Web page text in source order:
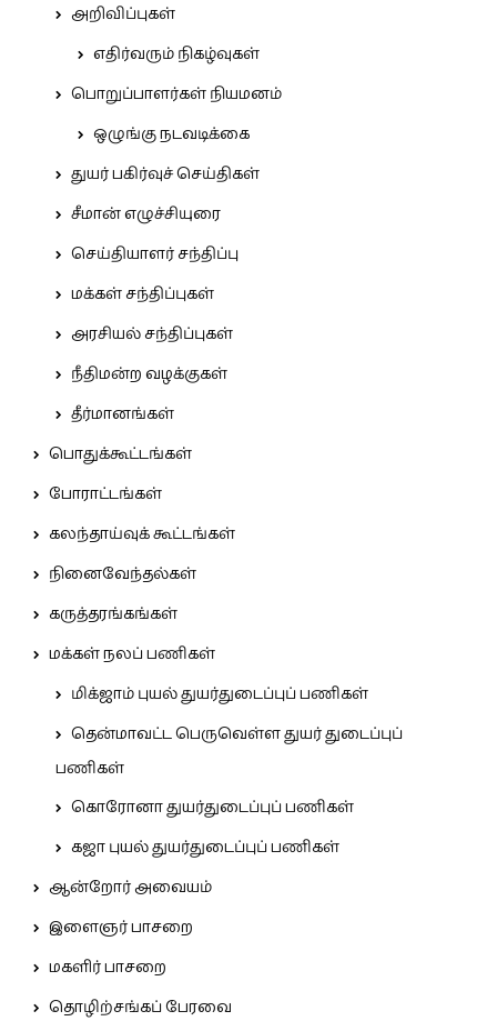
அறிவிப்புகள்
எதிர்வரும் நிகழ்வுகள்
பொறுப்பாளர்கள் நியமனம்
ஒழுங்கு நடவடிக்கை
துயர் பகிர்வுச் செய்திகள்
சீமான் எழுச்சியுரை
செய்தியாளர் சந்திப்பு
மக்கள் சந்திப்புகள்
அரசியல் சந்திப்புகள்
நீதிமன்ற வழக்குகள்
தீர்மானங்கள்
பொதுக்கூட்டங்கள்
போராட்டங்கள்
கலந்தாய்வுக் கூட்டங்கள்
நினைவேந்தல்கள்
கருத்தரங்கங்கள்
மக்கள் நலப் பணிகள்
மிக்ஜாம் புயல் துயர்துடைப்புப் பணிகள்
தென்மாவட்ட பெருவெள்ள துயர் துடைப்புப்
பணிகள்
கொரோனா துயர்துடைப்புப் பணிகள்
கஜா புயல் துயர்துடைப்புப் பணிகள்
ஆன்றோர் அவையம்
இளைஞர் பாசறை
மகளிர் பாசறை
தொழிற்சங்கப் பேரவை